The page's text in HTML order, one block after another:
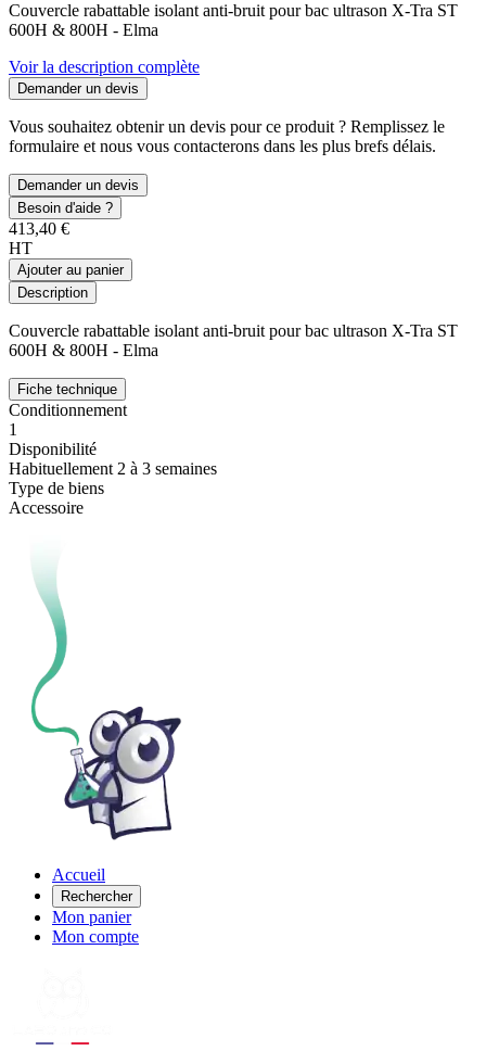
Couvercle rabattable isolant anti-bruit pour bac ultrason X-Tra ST
600H & 800H - Elma
Voir la description complète
Demander un devis
Vous souhaitez obtenir un devis pour ce produit ? Remplissez le
formulaire et nous vous contacterons dans les plus brefs délais.
Demander un devis
Besoin d'aide ?
413,40 €
HT
Ajouter au panier
Description
Couvercle rabattable isolant anti-bruit pour bac ultrason X-Tra ST
600H & 800H - Elma
Fiche technique
Conditionnement
1
Disponibilité
Habituellement 2 à 3 semaines
Type de biens
Accessoire
Accueil
Rechercher
Mon panier
Mon compte